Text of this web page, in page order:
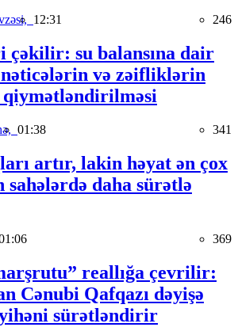
12:31 246
çəkilir: su balansına dair
və zəifliklərin
qiymətləndirilməsi
01:38 341
artır, lakin həyat ən çox
sahələrdə daha sürətlə
369
reallığa çevrilir:
Cənubi Qafqazı dəyişə
sürətləndirir